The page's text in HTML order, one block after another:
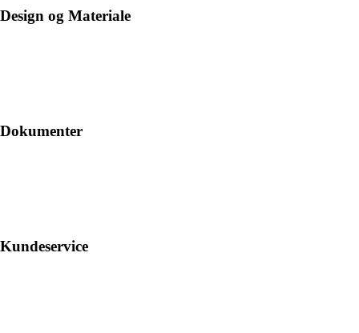
Design og Materiale
Dokumenter
Kundeservice